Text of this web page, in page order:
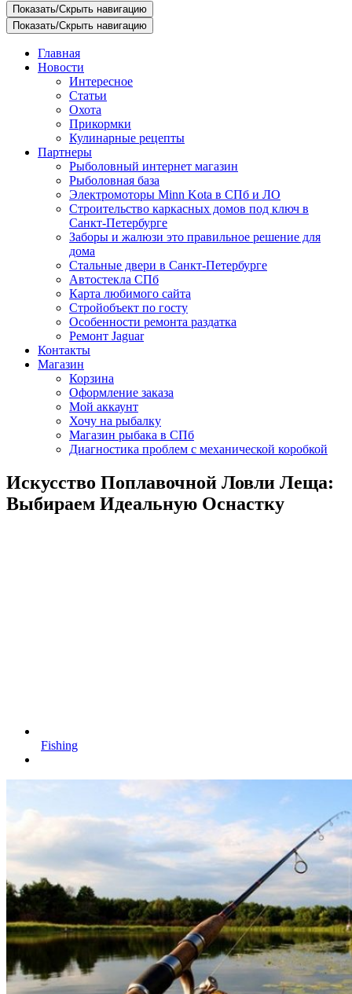
Показать/Скрыть навигацию
Показать/Скрыть навигацию
Главная
Новости
Интересное
Статьи
Охота
Прикормки
Кулинарные рецепты
Партнеры
Рыболовный интернет магазин
Рыболовная база
Электромоторы Minn Kota в СПб и ЛО
Строительство каркасных домов под ключ в
Санкт-Петербурге
Заборы и жалюзи это правильное решение для
дома
Стальные двери в Санкт-Петербурге
Автостекла СПб
Карта любимого сайта
Стройобъект по госту
Особенности ремонта раздатка
Ремонт Jaguar
Контакты
Магазин
Корзина
Оформление заказа
Мой аккаунт
Хочу на рыбалку
Магазин рыбака в СПб
Диагностика проблем с механической коробкой
Искусство Поплавочной Ловли Леща:
Выбираем Идеальную Оснастку
Fishing